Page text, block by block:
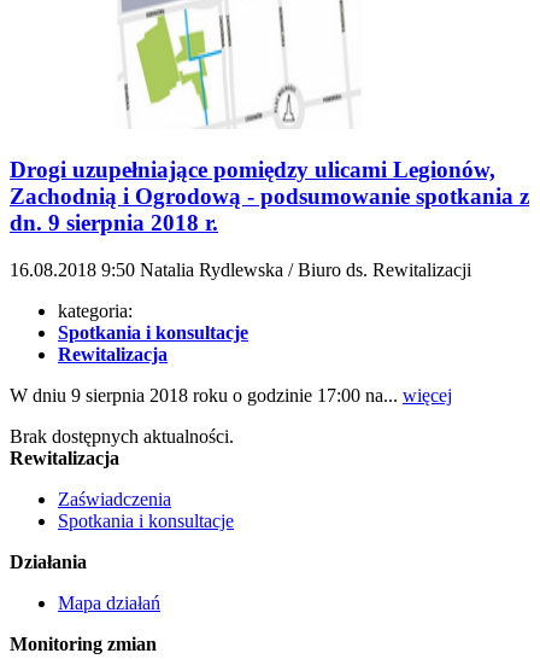
Drogi uzupełniające pomiędzy ulicami Legionów,
Zachodnią i Ogrodową - podsumowanie spotkania z
dn. 9 sierpnia 2018 r.
16.08.2018 9:50 Natalia Rydlewska / Biuro ds. Rewitalizacji
kategoria:
Spotkania i konsultacje
Rewitalizacja
W dniu 9 sierpnia 2018 roku o godzinie 17:00 na... więcej
Brak dostępnych aktualności.
Rewitalizacja
Zaświadczenia
Spotkania i konsultacje
Działania
Mapa działań
Monitoring zmian